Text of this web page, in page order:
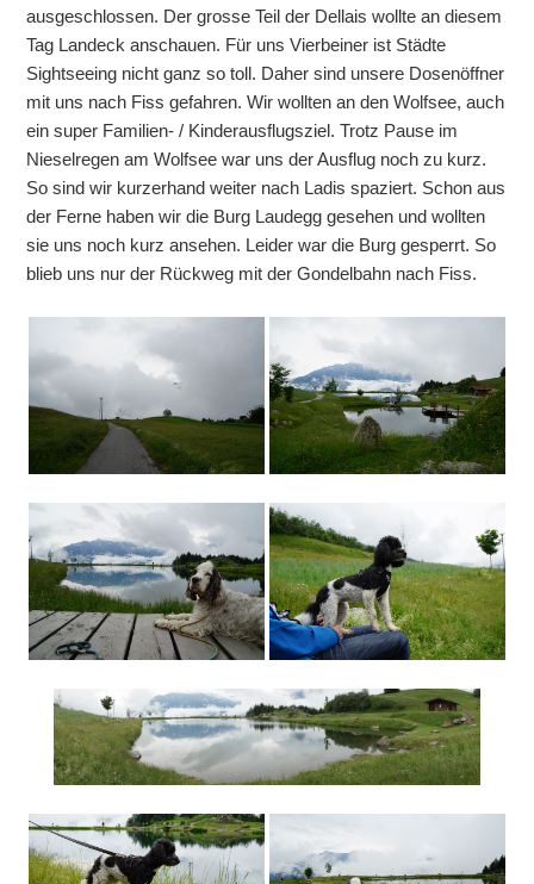
ausgeschlossen. Der grosse Teil der Dellais wollte an diesem
Tag Landeck anschauen. Für uns Vierbeiner ist Städte
Sightseeing nicht ganz so toll. Daher sind unsere Dosenöffner
mit uns nach Fiss gefahren. Wir wollten an den Wolfsee, auch
ein super Familien- / Kinderausflugsziel. Trotz Pause im
Nieselregen am Wolfsee war uns der Ausflug noch zu kurz.
So sind wir kurzerhand weiter nach Ladis spaziert. Schon aus
der Ferne haben wir die Burg Laudegg gesehen und wollten
sie uns noch kurz ansehen. Leider war die Burg gesperrt. So
blieb uns nur der Rückweg mit der Gondelbahn nach Fiss.